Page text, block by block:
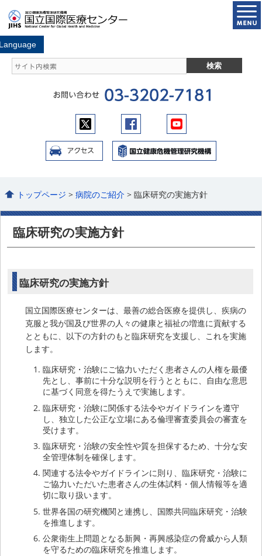
トップページ >病院のご紹介 > 臨床研究の実施方針
臨床研究の実施方針
臨床研究の実施方針
国立国際医療センターは、最善の総合医療を提供し、疾病の
克服と我が国及び世界の人々の健康と福祉の増進に貢献する
とともに、以下の方針のもと臨床研究を支援し、これを実施
します。
臨床研究・治験にご協力いただく患者さんの人権を最優
先とし、事前に十分な説明を行うとともに、自由な意思
に基づく同意を得たうえで実施します。
臨床研究・治験に関係する法令やガイドラインを遵守
し、独立した公正な立場にある倫理審査委員会の審査を
受けます。
臨床研究・治験の安全性や質を担保するため、十分な安
全管理体制を確保します。
関連する法令やガイドラインに則り、臨床研究・治験に
ご協力いただいた患者さんの生体試料・個人情報等を適
切に取り扱います。
世界各国の研究機関と連携し、国際共同臨床研究・治験
を推進します。
公衆衛生上問題となる新興・再興感染症の脅威から人類
を守るための臨床研究を推進します。